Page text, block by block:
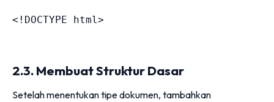
<!DOCTYPE html>
2.3. Membuat Struktur Dasar
Setelah menentukan tipe dokumen, tambahkan